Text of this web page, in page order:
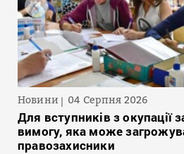
Новини 04 Серпня 2026
Для вступників з окупації
вимогу, яка може
правозахисники